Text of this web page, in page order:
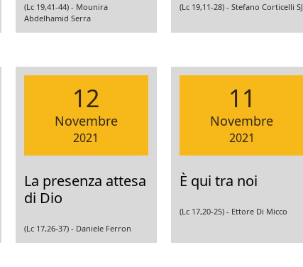
(Lc 19,41-44) - Mounira
Abdelhamid Serra
(Lc 19,11-28) - Stefano Corticelli SJ
12
Novembre
2021
La presenza attesa
di Dio
(Lc 17,26-37) - Daniele Ferron
11
Novembre
2021
È qui tra noi
(Lc 17,20-25) - Ettore Di Micco